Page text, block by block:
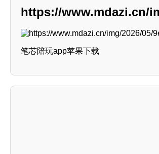
https://www.mdazi.cn/
笔芯陪玩app苹果下载